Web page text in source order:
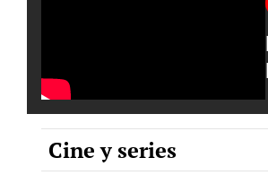
Cine y series